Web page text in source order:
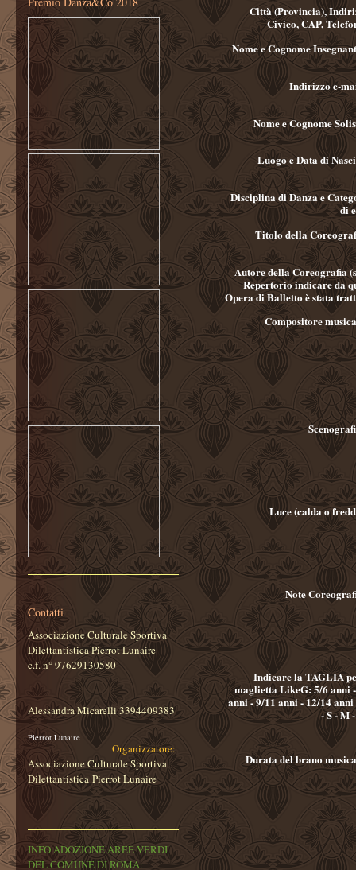
Città (Provincia),
Civico, CAP,
Nome e Cognome
Indirizzo e-
Nome e Cognome
Luogo e Data di
Disciplina di Danza e
di
Titolo della
Autore della Coreografia
Repertorio indicare da
Opera di Balletto è stata
Compositore
Luce (calda o
Note
Indicare la TAGLIA
maglietta LikeG: 5/6 anni - 7/8
anni - 9/11 anni - 12/14 anni - Xs
- S - M
Durata del brano
Contatti
Associazione Culturale Sportiva
Dilettantistica Pierrot Lunaire
c.f. n° 97629130580
Alessandra Micarelli 3394409383
Pierrot Lunaire
Organizzatore:
Associazione Culturale Sportiva
Dilettantistica Pierrot Lunaire
INFO ADOZIONE AREE VERDI
DEL COMUNE DI ROMA: